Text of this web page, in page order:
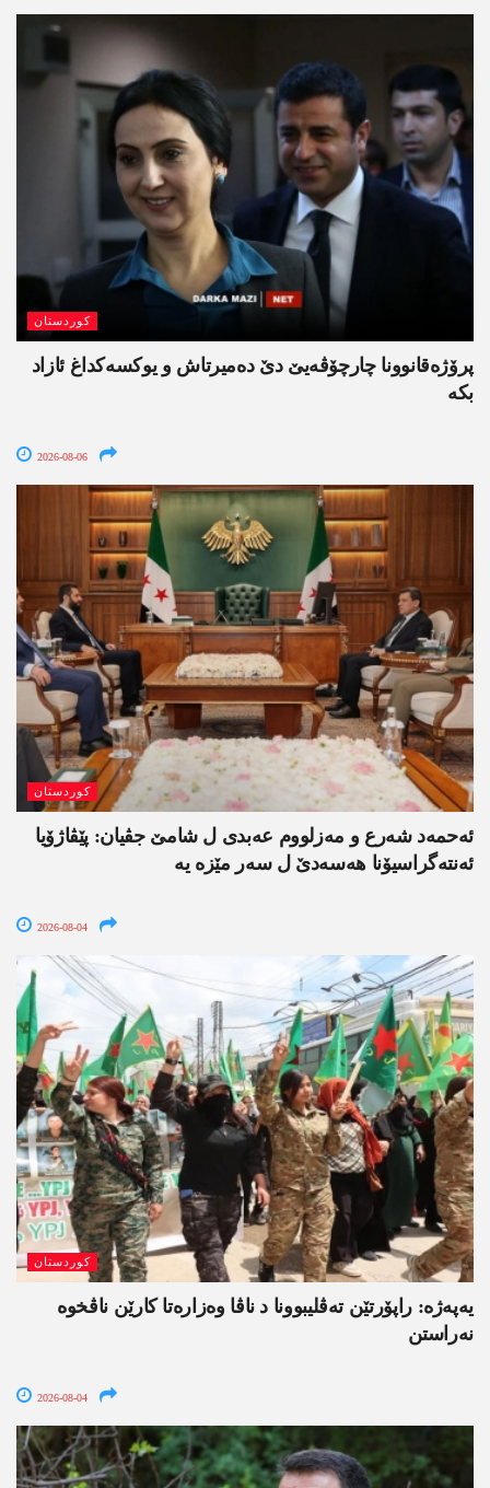
کوردستان
پرۆژەقانوونا چارچۆڤەیێ دێ دەمیرتاش و یوکسەکداغ ئازاد
بکە
2026-08-06
کوردستان
ئەحمەد شەرع و مەزلووم عەبدی ل شامێ جڤیان: پێڤاژۆیا
ئەنتەگراسیۆنا ھەسەدێ ل سەر مێزە یە
2026-08-04
کوردستان
یەپەژە: راپۆرتێن تەڤلیبوونا د ناڤا وەزارەتا کارێن ناڤخوە
نەراستن
2026-08-04